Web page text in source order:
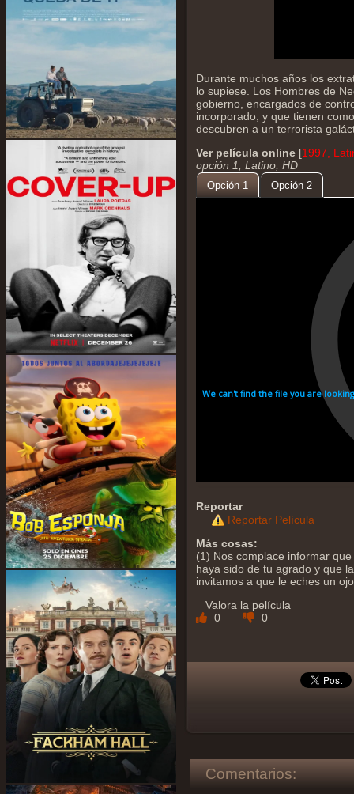
Durante muchos años los
lo supiese. Los Hombres de
gobierno, encargados de
incorporado, y que tienen
descubren a un terrorista
Ver película online [1997,
opción 1, Latino, HD
Opción 1 Opción 2
Reportar
Reportar Película
Más cosas:
(1) Nos complace informar
haya sido de tu agrado y que
invitamos a que le eches un
Valora la película
0
0
Comentarios: